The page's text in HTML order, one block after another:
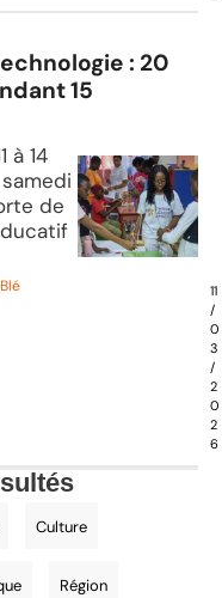
: 20
15
à 14
de
11
/
0
3
/
2
0
2
6
Culture
Région